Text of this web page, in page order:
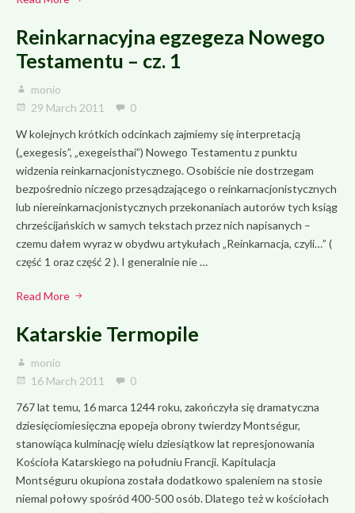
Reinkarnacyjna egzegeza Nowego
Testamentu – cz. 1
monio
29 March 2011
0
W kolejnych krótkich odcinkach zajmiemy się interpretacją
(„exegesis”, „exegeisthai”) Nowego Testamentu z punktu
widzenia reinkarnacjonistycznego. Osobiście nie dostrzegam
bezpośrednio niczego przesądzającego o reinkarnacjonistycznych
lub niereinkarnacjonistycznych przekonaniach autorów tych ksiąg
chrześcijańskich w samych tekstach przez nich napisanych –
czemu dałem wyraz w obydwu artykułach „Reinkarnacja, czyli…” (
część 1 oraz część 2 ). I generalnie nie …
Read More
Katarskie Termopile
monio
16 March 2011
0
767 lat temu, 16 marca 1244 roku, zakończyła się dramatyczna
dziesięciomiesięczna epopeja obrony twierdzy Montségur,
stanowiąca kulminację wielu dziesiątkow lat represjonowania
Kościoła Katarskiego na południu Francji. Kapitulacja
Montséguru okupiona została dodatkowo spaleniem na stosie
niemal połowy spośród 400-500 osób. Dlatego też w kościołach